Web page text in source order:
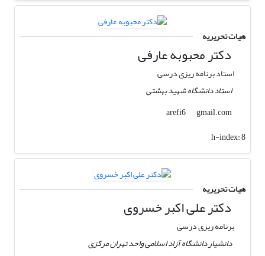
هیات تحریریه
دکتر محبوبه عارفی
استاد برنامه ریزی درسی
استاد دانشگاه شهید بهشتی
arefi6
gmail.com
h-index:8
هیات تحریریه
دکتر علی اکبر خسروی
برنامه ریزی درسی
دانشیار دانشگاه آزاد اسلامی واحد تهران مرکزی